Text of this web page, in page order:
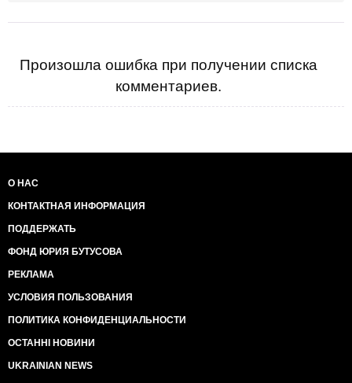
Произошла ошибка при получении списка
комментариев.
О НАС
КОНТАКТНАЯ ИНФОРМАЦИЯ
ПОДДЕРЖАТЬ
ФОНД ЮРИЯ БУТУСОВА
РЕКЛАМА
УСЛОВИЯ ПОЛЬЗОВАНИЯ
ПОЛИТИКА КОНФИДЕНЦИАЛЬНОСТИ
ОСТАННІ НОВИНИ
UKRAINIAN NEWS